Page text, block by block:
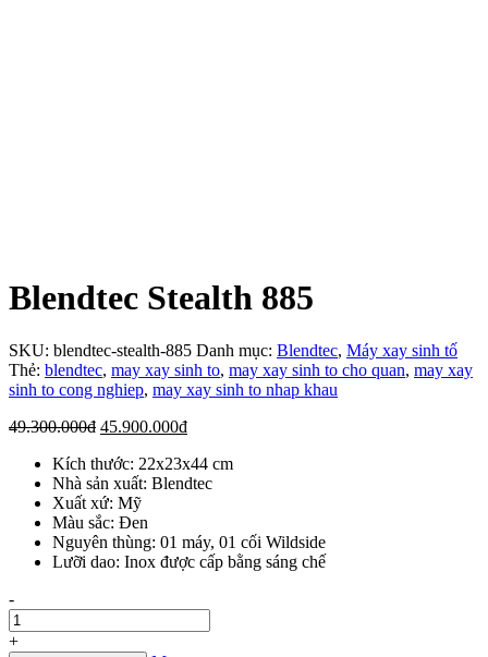
Blendtec Stealth 885
SKU: blendtec-stealth-885 Danh mục: Blendtec, Máy xay sinh tố
Thẻ: blendtec, may xay sinh to, may xay sinh to cho quan, may xay
sinh to cong nghiep, may xay sinh to nhap khau
49.300.000đ Giá
là:
49.300.000đ.
45.900.000đGiá
tại
là:
Kích thước: 22x23x44 cm
Nhà sản xuất: Blendtec
Xuất xứ: Mỹ
Màu sắc: Đen
Nguyên thùng: 01 máy, 01 cối Wildside
Lưỡi dao: Inox được cấp bằng sáng chế
Số
lượng
-
+